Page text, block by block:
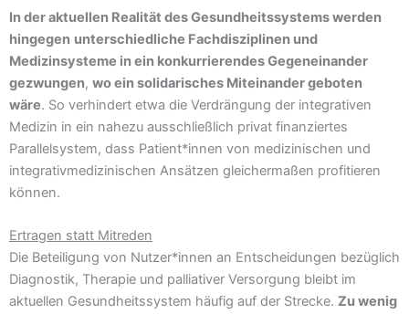
In der aktuellen Realität des Gesundheitssystems werden
hingegen unterschiedliche Fachdisziplinen und
Medizinsysteme in ein konkurrierendes Gegeneinander
gezwungen, wo ein solidarisches Miteinander geboten
wäre. So verhindert etwa die Verdrängung der integrativen
Medizin in ein nahezu ausschließlich privat finanziertes
Parallelsystem, dass Patient*innen von medizinischen und
integrativmedizinischen Ansätzen gleichermaßen profitieren
können.
Ertragen statt Mitreden
Die Beteiligung von Nutzer*innen an Entscheidungen bezüglich
Diagnostik, Therapie und palliativer Versorgung bleibt im
aktuellen Gesundheitssystem häufig auf der Strecke. Zu wenig